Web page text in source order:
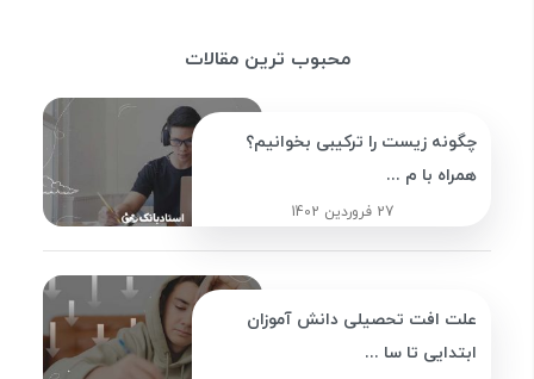
محبوب ترین مقالات
چگونه زیست را ترکیبی بخوانیم؟
همراه با م ...
27 فروردین 1402
علت افت تحصیلی دانش آموزان
ابتدایی تا سا ...